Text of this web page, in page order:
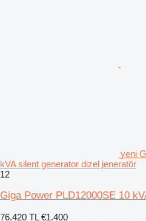
yeni
kVA silent generator dizel jeneratör
12
Giga Power PLD12000SE 10
76.420 TL €1.400